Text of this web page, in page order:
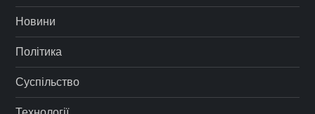
Новини
Політика
Суспільство